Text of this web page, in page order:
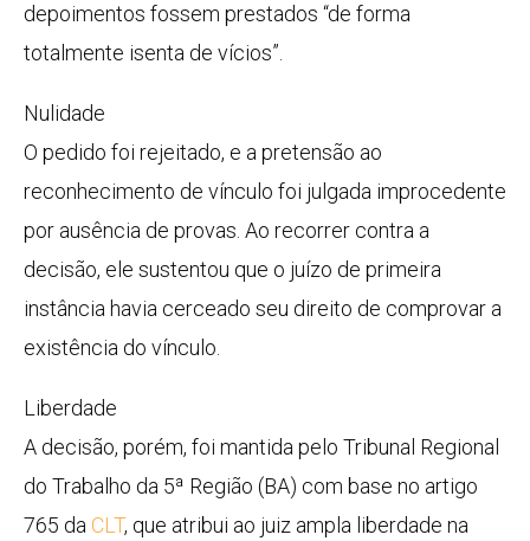
depoimentos fossem prestados “de forma
totalmente isenta de vícios”.
Nulidade
O pedido foi rejeitado, e a pretensão ao
reconhecimento de vínculo foi julgada improcedente
por ausência de provas. Ao recorrer contra a
decisão, ele sustentou que o juízo de primeira
instância havia cerceado seu direito de comprovar a
existência do vínculo.
Liberdade
A decisão, porém, foi mantida pelo Tribunal Regional
do Trabalho da 5ª Região (BA) com base no artigo
765 da CLT, que atribui ao juiz ampla liberdade na